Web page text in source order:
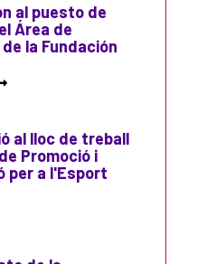
al puesto de
Área de
la Fundación
al lloc de treball
Promoció i
per a l'Esport